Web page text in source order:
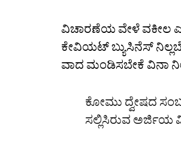
ವಿಚಾರಣೆಯ ವೇಳೆ ವಕೀಲ
ಕೇವಿಯಟ್‌ ಬ್ಯುಸಿನೆಸ್‌
ವಾದ ಮಂಡಿಸಬೇಕೆ ವಿನಾ
ಕೋಮು ದ್ವೇಷದ
ಸಲ್ಲಿಸಿರುವ ಅರ್ಜಿಯ